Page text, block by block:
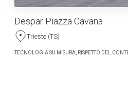
Despar Piazza Cavana
Trieste (TS)
TECNOLOGIA SU MISURA, RISPETTO DEL